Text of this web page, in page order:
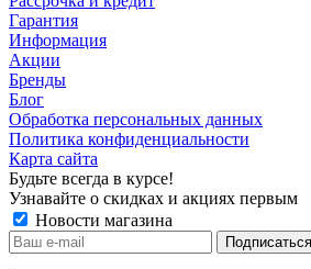
Гарантия
Информация
Акции
Бренды
Блог
Обработка персональных данных
Политика конфиденциальности
Карта сайта
Будьте всегда в курсе!
Узнавайте о скидках и акциях первым
Новости магазина